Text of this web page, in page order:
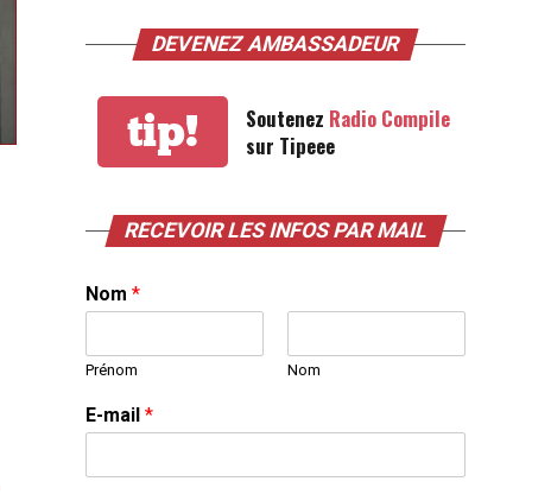
DEVENEZ AMBASSADEUR
tip! Soutenez Radio Compile
sur Tipeee
RECEVOIR LES INFOS PAR MAIL
Nom *
Prénom Nom
E-mail *